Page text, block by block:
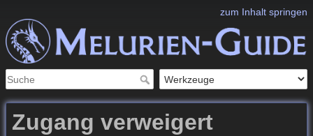
zum Inhalt springen
Zugang verweigert